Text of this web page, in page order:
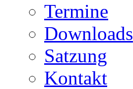
Termine
Downloads
Satzung
Kontakt